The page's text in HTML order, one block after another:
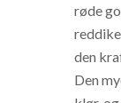
røde
den
Den